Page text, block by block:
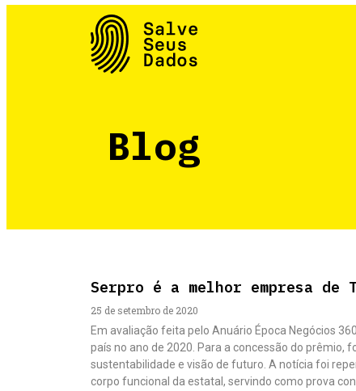
Blog
Serpro é a melhor empresa
25 de setembro de 2020
Em avaliação feita pelo Anuário Época Negócios
país no ano de 2020. Para a concessão do prêmio,
sustentabilidade e visão de futuro. A notícia foi
corpo funcional da estatal, servindo como prova